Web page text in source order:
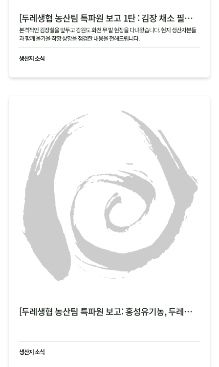
[두레생협 농산팀 특파원 보고 1탄 : 김장 채소 필지 점검 현황 공유]
본격적인 김장철을 앞두고 강원도 화천 무 밭 현장을 다녀왔습니다. 현지 생산자분들
과 함께 올가을 작황 상황을 점검한 내용을 전해드립니다.
생산지 소식
[두레생협 농산팀 특파원 보고: 홍성유기농, 두레한강 비 피해 현황 공유 ]
생산지 소식